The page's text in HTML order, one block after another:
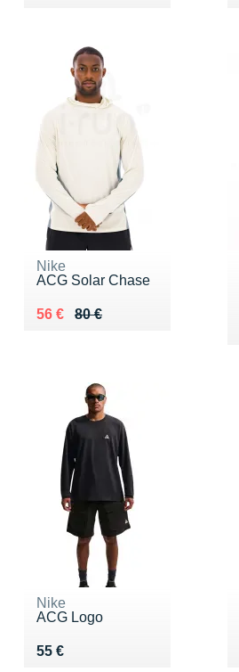
Nike
ACG Solar Chase
80 €
Au lieu de 80 €
56 €
Vendu 56 €
Nike
ACG Logo
55 €
Vendu 55 €